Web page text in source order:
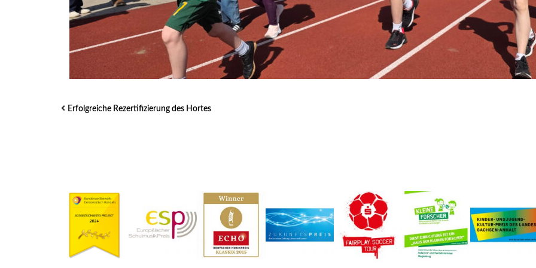
Erfolgreiche Rezertifizierung des Hortes